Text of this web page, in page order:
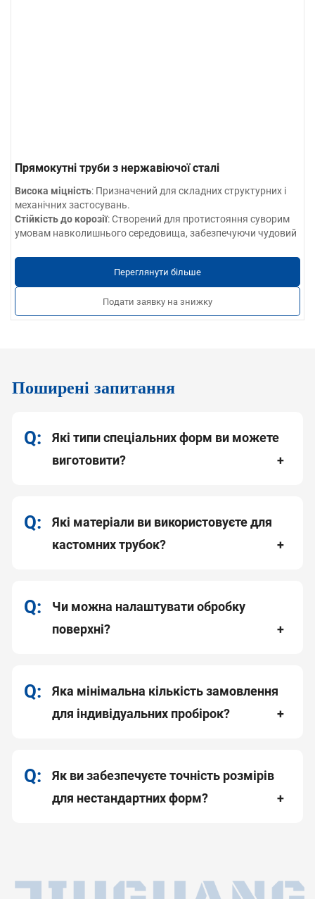
Прямокутні труби з нержавіючої сталі
Висока міцність: Призначений для складних структурних і
механічних застосувань.
Стійкість до корозії: Створений для протистояння суворим
умовам навколишнього середовища, забезпечуючи чудовий
Настроювані розміри: Доступні в широкому діапазоні
розмірів, товщини стінок і оздоблення, щоб задовольнити
ваші конкретні вимоги.
Точне машинобудування : Виготовлено з жорсткими
допусками, що забезпечує стабільну роботу всіх виробів.
Переглянути більше
Подати заявку на знижку
Поширені запитання
Які типи спеціальних форм ви можете
виготовити?
Які матеріали ви використовуєте для
кастомних трубок?
Чи можна налаштувати обробку
поверхні?
Яка мінімальна кількість замовлення
для індивідуальних пробірок?
Як ви забезпечуєте точність розмірів
для нестандартних форм?